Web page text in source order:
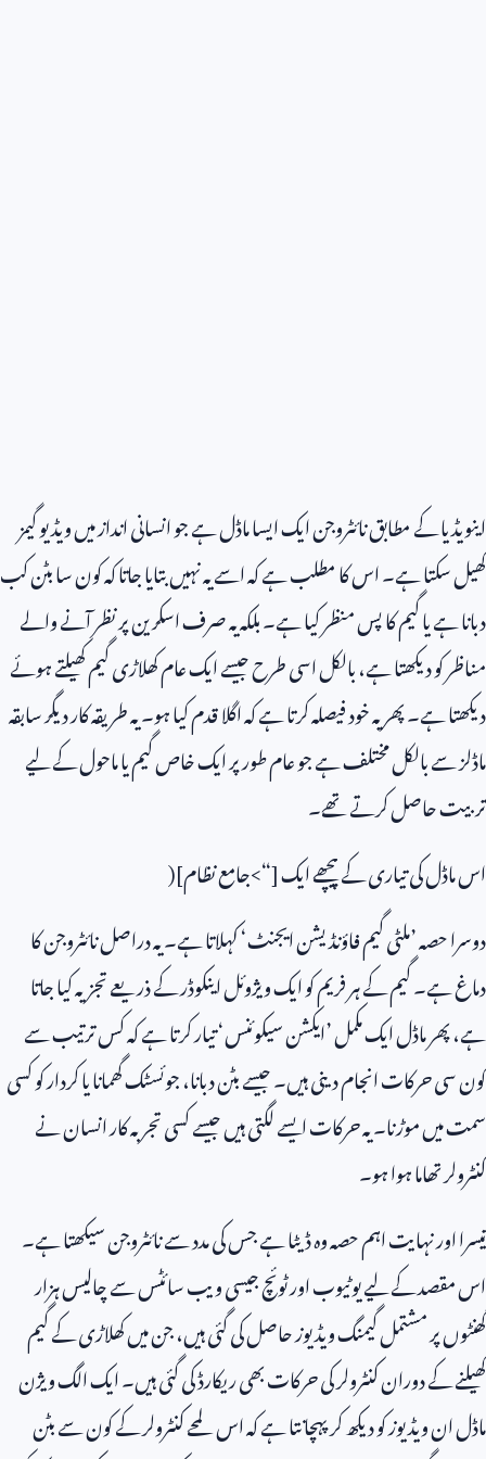
اینویڈیا کے مطابق نائٹروجن ایک ایسا ماڈل ہے جو انسانی انداز میں ویڈیو گیمز
کھیل سکتا ہے۔ اس کا مطلب ہے کہ اسے یہ نہیں بتایا جاتا کہ کون سا بٹن کب
دبانا ہے یا گیم کا پس منظر کیا ہے۔ بلکہ یہ صرف اسکرین پر نظر آنے والے
مناظر کو دیکھتا ہے، بالکل اسی طرح جیسے ایک عام کھلاڑی گیم کھیلتے ہوئے
دیکھتا ہے۔ پھر یہ خود فیصلہ کرتا ہے کہ اگلا قدم کیا ہو۔ یہ طریقہ کار دیگر سابقہ
ماڈلز سے بالکل مختلف ہے جو عام طور پر ایک خاص گیم یا ماحول کے لیے
تربیت حاصل کرتے تھے۔
اس ماڈل کی تیاری کے پیچھے ایک [“>جامع نظام](
دوسرا حصہ ’ملٹی گیم فاؤنڈیشن ایجنٹ‘ کہلاتا ہے۔ یہ دراصل نائٹروجن کا
دماغ ہے۔ گیم کے ہر فریم کو ایک ویژوئل اینکوڈر کے ذریعے تجزیہ کیا جاتا
ہے، پھر ماڈل ایک مکمل ’ایکشن سیکوئنس‘ تیار کرتا ہے کہ کس ترتیب سے
کون سی حرکات انجام دینی ہیں۔ جیسے بٹن دبانا، جوئسٹک گھمانا یا کردار کو کسی
سمت میں موڑنا۔ یہ حرکات ایسے لگتی ہیں جیسے کسی تجربہ کار انسان نے
کنٹرولر تھاما ہوا ہو۔
تیسرا اور نہایت اہم حصہ وہ ڈیٹا ہے جس کی مدد سے نائٹروجن سیکھتا ہے۔
اس مقصد کے لیے یوٹیوب اور ٹوئچ جیسی ویب سائٹس سے چالیس ہزار
گھنٹوں پر مشتمل گیمنگ ویڈیوز حاصل کی گئی ہیں، جن میں کھلاڑی کے گیم
کھیلنے کے دوران کنٹرولر کی حرکات بھی ریکارڈ کی گئی ہیں۔ ایک الگ ویژن
ماڈل ان ویڈیوز کو دیکھ کر پہچانتا ہے کہ اس لمحے کنٹرولر کے کون سے بٹن